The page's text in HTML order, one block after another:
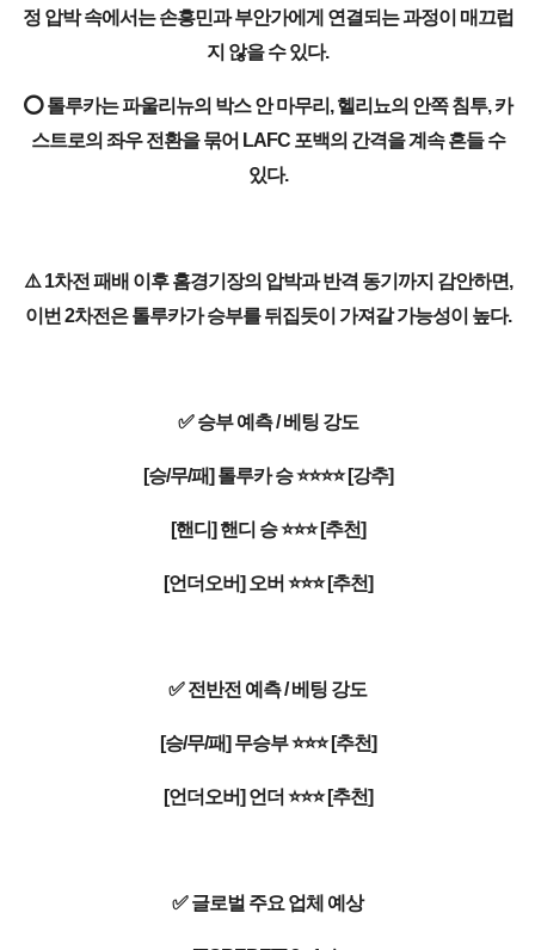
정 압박 속에서는 손흥민과 부안가에게 연결되는 과정이 매끄럽
지 않을 수 있다.
⭕ 톨루카는 파울리뉴의 박스 안 마무리, 헬리뇨의 안쪽 침투, 카
스트로의 좌우 전환을 묶어 LAFC 포백의 간격을 계속 흔들 수
있다.
⚠️ 1차전 패배 이후 홈경기장의 압박과 반격 동기까지 감안하면,
이번 2차전은 톨루카가 승부를 뒤집듯이 가져갈 가능성이 높다.
✅ 승부 예측 / 베팅 강도
[승/무/패] 톨루카 승 ⭐⭐⭐⭐ [강추]
[핸디] 핸디 승 ⭐⭐⭐ [추천]
[언더오버] 오버 ⭐⭐⭐ [추천]
✅ 전반전 예측 / 베팅 강도
[승/무/패] 무승부 ⭐⭐⭐ [추천]
[언더오버] 언더 ⭐⭐⭐ [추천]
✅ 글로벌 주요 업체 예상